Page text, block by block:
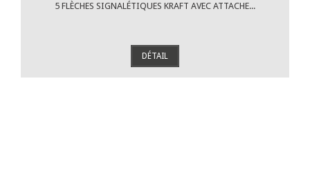
5 FLÈCHES SIGNALÉTIQUES KRAFT AVEC ATTACHE...
DÉTAIL